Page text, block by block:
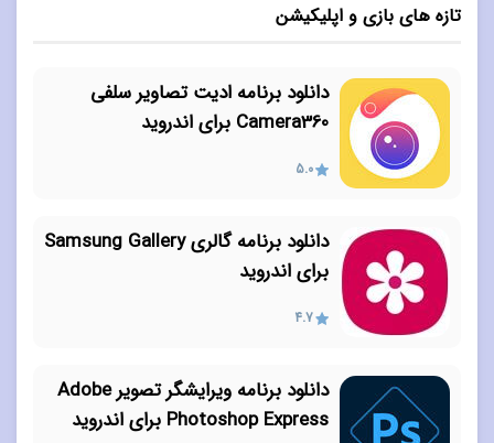
تازه های بازی و اپلیکیشن
دانلود برنامه ادیت تصاویر سلفی
Camera360 برای اندروید
5.0
دانلود برنامه گالری Samsung Gallery
برای اندروید
4.7
دانلود برنامه ویرایشگر تصویر Adobe
Photoshop Express برای اندروید